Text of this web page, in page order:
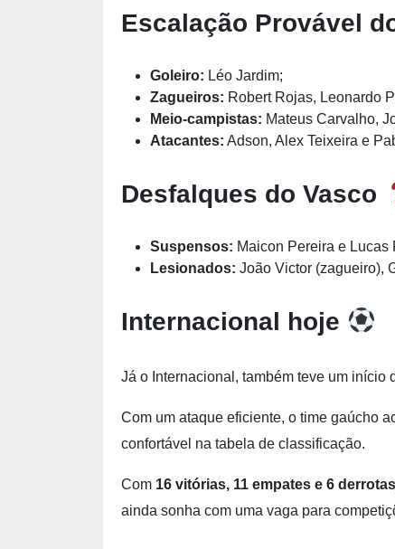
Escalação Provável
Goleiro: Léo Jardim;
Zagueiros: Robert Rojas, Leonardo
Meio-campistas: Mateus Carvalho,
Atacantes: Adson, Alex Teixeira e
Desfalques do Vasco
Suspensos: Maicon Pereira e Lucas
Lesionados: João Victor (zagueiro),
Internacional hoje
Já o Internacional, também teve um
Com um ataque eficiente, o time gaúcho
confortável na tabela de classificação.
Com 16 vitórias, 11 empates e 6
ainda sonha com uma vaga para